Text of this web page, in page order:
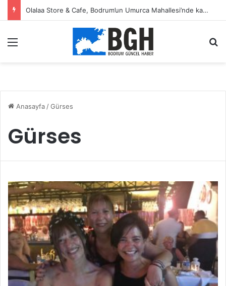
Olalaa Store & Cafe, Bodrum’un Umurca Mahallesi’nde kapılarını açtı
Anasayfa /Gürses
Gürses